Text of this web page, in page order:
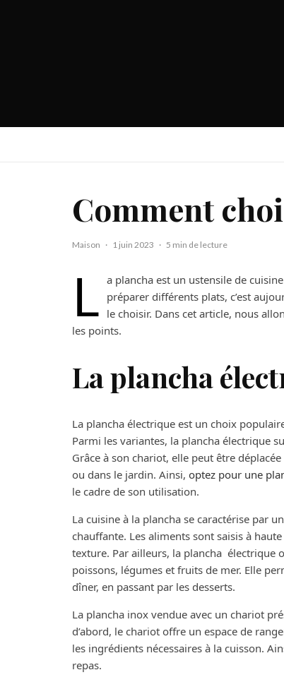
Comment
Maison · 1 juin 2023 · 5 min de lecture
L a plancha est un ustensile de
préparer différents plats, c’est
le choisir. Dans cet article, nous
les points.
La plancha
La plancha électrique est un choix
Parmi les variantes, la plancha électrique
Grâce à son chariot, elle peut être
ou dans le jardin. Ainsi, optez pour une
le cadre de son utilisation.
La cuisine à la plancha se caractérise par
chauffante. Les aliments sont saisis à
texture. Par ailleurs, la plancha électrique
poissons, légumes et fruits de mer. Elle
dîner, en passant par les desserts.
La plancha inox vendue avec un chariot
d’abord, le chariot offre un espace de
les ingrédients nécessaires à la cuisson.
repas.